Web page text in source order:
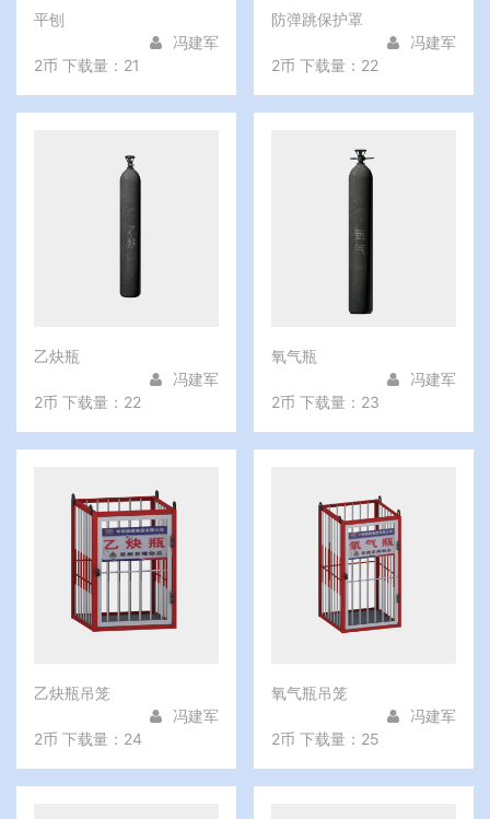
平刨
冯建军
2币 下载量：21
防弹跳保护罩
冯建军
2币 下载量：22
乙炔瓶
冯建军
2币 下载量：22
氧气瓶
冯建军
2币 下载量：23
乙炔瓶吊笼
冯建军
2币 下载量：24
氧气瓶吊笼
冯建军
2币 下载量：25